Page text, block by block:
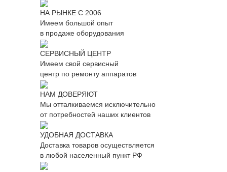
НА РЫНКЕ С 2006
Имеем большой опыт
в продаже оборудования
СЕРВИСНЫЙ ЦЕНТР
Имеем свой сервисный
центр по ремонту аппаратов
НАМ ДОВЕРЯЮТ
Мы отталкиваемся исключительно
от потребностей наших клиентов
УДОБНАЯ ДОСТАВКА
Доставка товаров осуществляется
в любой населенный пункт РФ